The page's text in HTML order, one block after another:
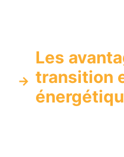
Les
transition